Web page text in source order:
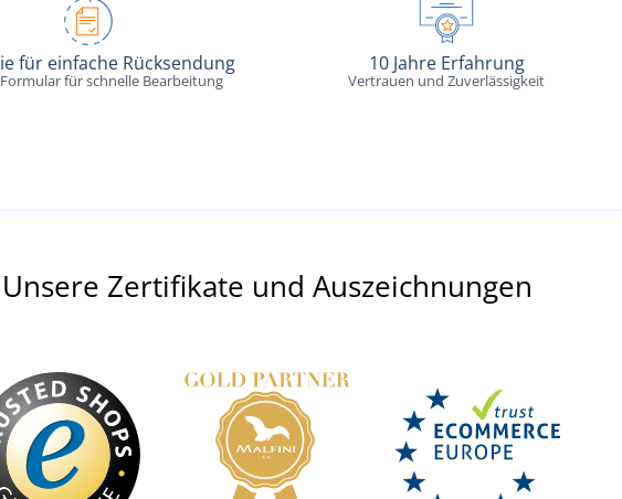
für einfache Rücksendung
für schnelle Bearbeitung
10 Jahre Erfahrung
Vertrauen und Zuverlässigkeit
Unsere Zertifikate und Auszeichnungen